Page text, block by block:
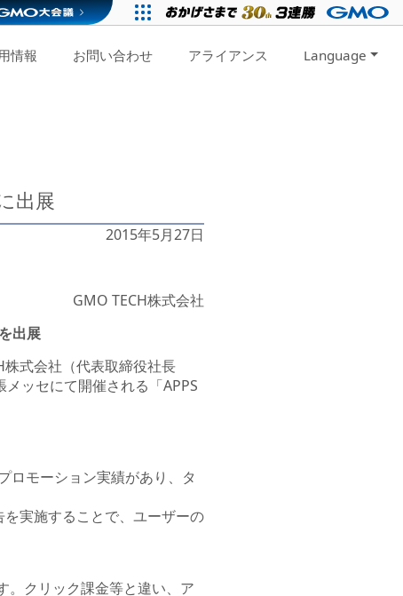
情報 お問い合わせ アライアンス Language
出展
2015年5月27日
GMO TECH株式会社
出展
式会社（代表取締役社長
ッセにて開催される「APPS
モーション実績があり、タ
実施することで、ユーザーの
。クリック課金等と違い、ア